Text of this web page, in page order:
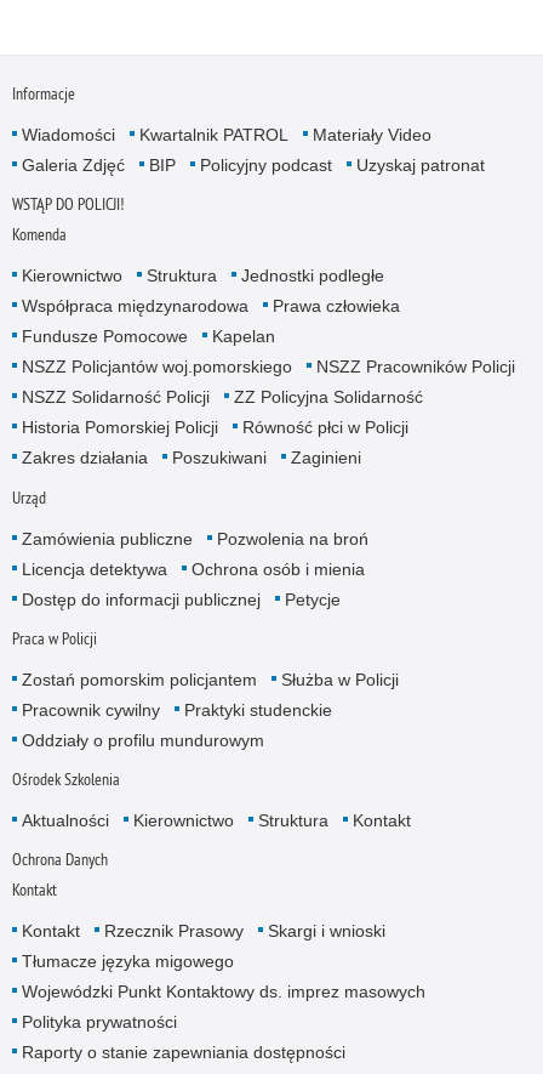
Informacje
Wiadomości Kwartalnik PATROL
Materiały Video
Galeria Zdjęć
BIP Policyjny podcast Uzyskaj patronat
WSTĄP DO POLICJI!
Komenda
Kierownictwo Struktura
Jednostki podległe
Współpraca międzynarodowa
Prawa człowieka
Fundusze Pomocowe
Kapelan
NSZZ Policjantów woj.pomorskiego
NSZZ Pracowników Policji
NSZZ Solidarność Policji
ZZ Policyjna Solidarność
Historia Pomorskiej Policji
Równość płci w Policji
Zakres działania
Poszukiwani Zaginieni
Urząd
Zamówienia publiczne
Pozwolenia na broń
Licencja detektywa
Ochrona osób i mienia
Dostęp do informacji publicznej
Petycje
Praca w Policji
Zostań pomorskim policjantem
Służba w Policji
Pracownik cywilny
Praktyki studenckie
Oddziały o profilu mundurowym
Ośrodek Szkolenia
Aktualności Kierownictwo Struktura Kontakt
Ochrona Danych
Kontakt
Kontakt Rzecznik Prasowy
Skargi i wnioski
Tłumacze języka migowego
Wojewódzki Punkt Kontaktowy ds. imprez masowych
Polityka prywatności
Raporty o stanie zapewniania dostępności